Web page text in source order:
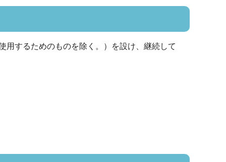
用するためのものを除く。）を設け、継続して